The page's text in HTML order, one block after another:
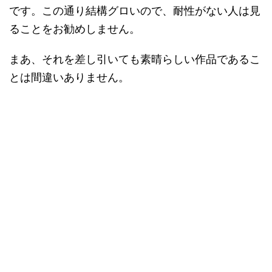
です。この通り結構グロいので、耐性がない人は見
ることをお勧めしません。
まあ、それを差し引いても素晴らしい作品であるこ
とは間違いありません。